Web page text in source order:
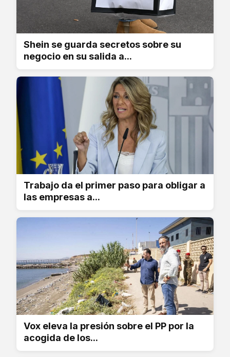
Shein se guarda secretos sobre su
negocio en su salida a...
Trabajo da el primer paso para obligar a
las empresas a...
Vox eleva la presión sobre el PP por la
acogida de los...